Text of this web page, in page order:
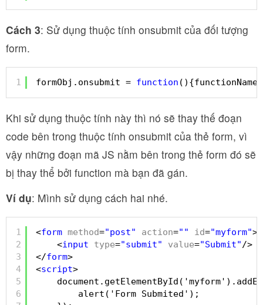
Cách 3: Sử dụng thuộc tính onsubmit của đối tượng
form.
1 formObj.onsubmit = function
Khi sử dụng thuộc tính này thì nó sẽ thay thế đoạn
code bên trong thuộc tính onsubmit của thẻ form, vì
vậy những đoạn mã JS nằm bên trong thẻ form đó sẽ
bị thay thể bởi function mà bạn đã gán.
Ví dụ: Mình sử dụng cách hai nhé.
1
2
3
4
5
6
<form method="post" action="" id="myform">
<input type="submit" value="Submit"/>
</form>
<script>
alert('Form Submited');